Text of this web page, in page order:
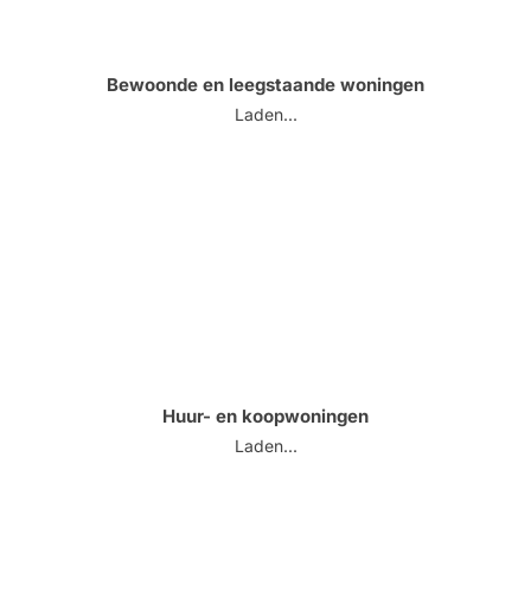
Bewoonde en leegstaande woningen
Laden...
Huur- en koopwoningen
Laden...